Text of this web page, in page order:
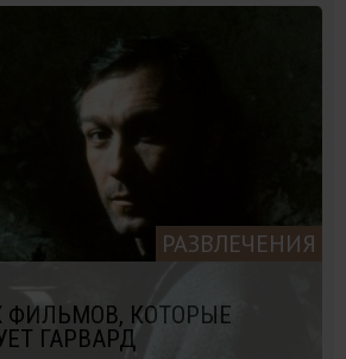
РАЗВЛЕЧЕНИЯ
ФИЛЬМОВ, КОТОРЫЕ
ГАРВАРД